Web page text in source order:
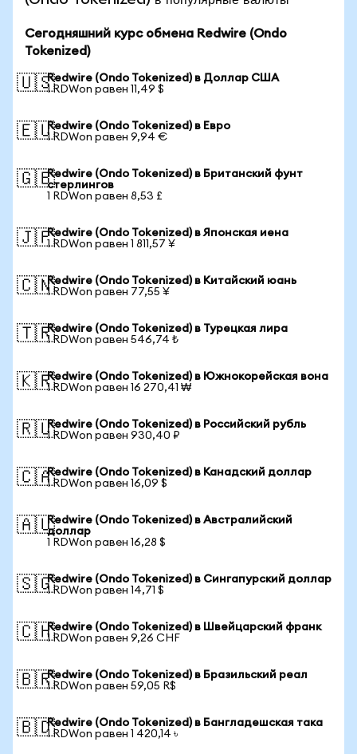
Сегодняшний курс обмена Redwire (Ondo
Tokenized)
🇺🇸Redwire (Ondo Tokenized) в Доллар США
1 RDWon равен 11,49 $
🇪🇺Redwire (Ondo Tokenized) в Евро
1 RDWon равен 9,94 €
🇬🇧Redwire (Ondo Tokenized) в Британский фунт
стерлингов
1 RDWon равен 8,53 £
🇯🇵Redwire (Ondo Tokenized) в Японская иена
1 RDWon равен 1 811,57 ¥
🇨🇳Redwire (Ondo Tokenized) в Китайский юань
1 RDWon равен 77,55 ¥
🇹🇷Redwire (Ondo Tokenized) в Турецкая лира
1 RDWon равен 546,74 ₺
🇰🇷Redwire (Ondo Tokenized) в Южнокорейская вона
1 RDWon равен 16 270,41 ₩
🇷🇺Redwire (Ondo Tokenized) в Российский рубль
1 RDWon равен 930,40 ₽
🇨🇦Redwire (Ondo Tokenized) в Канадский доллар
1 RDWon равен 16,09 $
🇦🇺Redwire (Ondo Tokenized) в Австралийский
доллар
1 RDWon равен 16,28 $
🇸🇬Redwire (Ondo Tokenized) в Сингапурский доллар
1 RDWon равен 14,71 $
🇨🇭Redwire (Ondo Tokenized) в Швейцарский франк
1 RDWon равен 9,26 CHF
🇧🇷Redwire (Ondo Tokenized) в Бразильский реал
1 RDWon равен 59,05 R$
🇧🇩Redwire (Ondo Tokenized) в Бангладешская така
1 RDWon равен 1 420,14 ৳